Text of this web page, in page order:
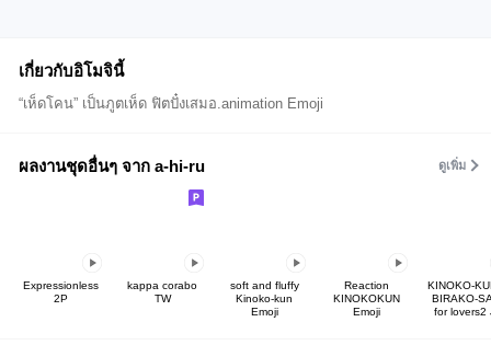
เกี่ยวกับอิโมจินี้
“เห็ดโคน” เป็นภูตเห็ด ฟิตปั๋งเสมอ.animation Emoji
ผลงานชุดอื่นๆ จาก a-hi-ru ดูเพิ่ม
Expressionless
2P
kappa corabo
TW
soft and fluffy
Kinoko-kun
Emoji
Reaction
KINOKOKUN
Emoji
KINOKO-
BIRAKO-
for lovers2